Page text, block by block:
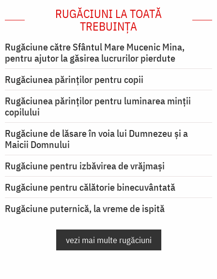
RUGĂCIUNI LA TOATĂ
TREBUINȚA
Rugăciune către Sfântul Mare Mucenic Mina,
pentru ajutor la găsirea lucrurilor pierdute
Rugăciunea părinților pentru copii
Rugăciunea părinților pentru luminarea minţii
copilului
Rugăciune de lăsare în voia lui Dumnezeu şi a
Maicii Domnului
Rugăciune pentru izbăvirea de vrăjmași
Rugăciune pentru călătorie binecuvântată
Rugăciune puternică, la vreme de ispită
vezi mai multe rugăciuni